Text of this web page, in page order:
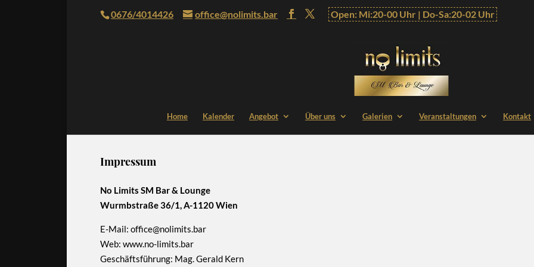
0676/4014426 office@nolimits.bar Open: Mi:20-00 Uhr | Do-Sa:20-02 Uhr
Home Kalender Angebot Über uns Galerien Veranstaltungen Kontakt
Impressum
No Limits SM Bar & Lounge
Wurmbstraße 36/1, A-1120 Wien
E-Mail: office@nolimits.bar
Web: www.no-limits.bar
Geschäftsführung: Mag. Gerald Kern